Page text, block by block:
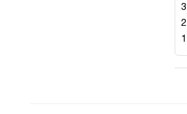
3
2
1